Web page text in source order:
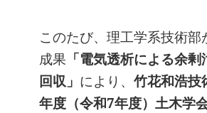
このたび、理工学系技術
成果 「電気透析による余
回収」 により、竹花和浩技
年度（令和7年度）土木学